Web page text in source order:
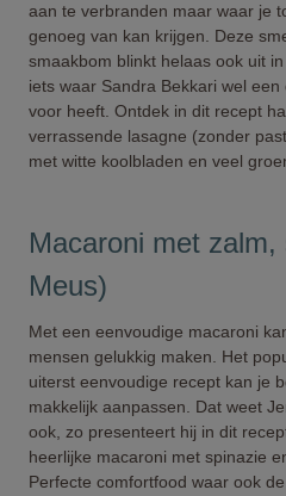
aan te verbranden maar waar je
genoeg van kan krijgen. Deze
smaakbom blinkt helaas ook uit in
iets waar Sandra Bekkari wel een
voor heeft. Ontdek in dit recept
verrassende lasagne (zonder
met witte koolbladen en veel
Macaroni met
Meus)
Met een eenvoudige macaroni
mensen gelukkig maken. Het
uiterst eenvoudige recept kan je
makkelijk aanpassen. Dat weet
ook, zo presenteert hij in dit
heerlijke macaroni met spinazie
Perfecte comfortfood waar ook de